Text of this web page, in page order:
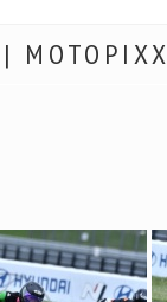
MOTOPIXX